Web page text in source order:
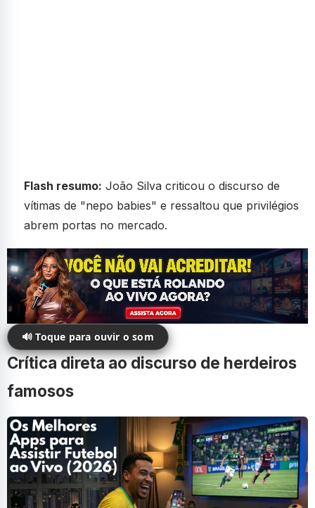
Flash resumo: João Silva criticou o discurso de
vítimas de "nepo babies" e ressaltou que privilégios
abrem portas no mercado.
🔊 Toque para ouvir o som
Crítica direta ao discurso de herdeiros
famosos